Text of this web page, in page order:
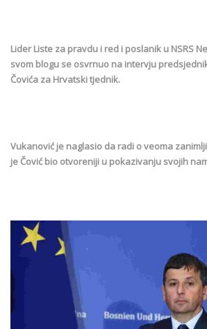
Lider Liste za pravdu i red i poslanik u NSRS
svom blogu se osvrnuo na intervju
Čovića za Hrvatski tjednik.
Vukanović je naglasio da radi o veoma
je Čović bio otvoreniji u pokazivanju svojih